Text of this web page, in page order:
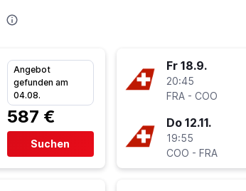
Angebot
gefunden am
04.08.
587 €
Suchen
Fr 18.9.
20:45
FRA - COO
Do 12.11.
19:55
COO - FRA